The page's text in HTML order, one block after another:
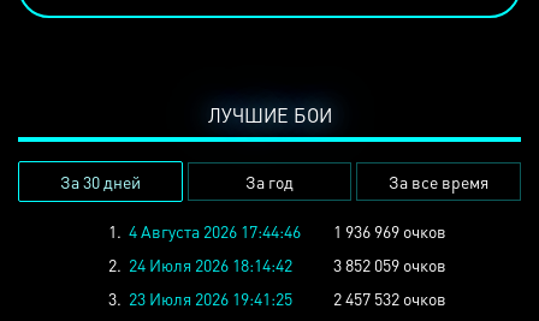
ЛУЧШИЕ БОИ
За 30 дней За год За все время
1. 4 Августа 2026 17:44:46
1 936 969 очков
2. 24 Июля 2026 18:14:42
3 852 059 очков
3. 23 Июля 2026 19:41:25
2 457 532 очков